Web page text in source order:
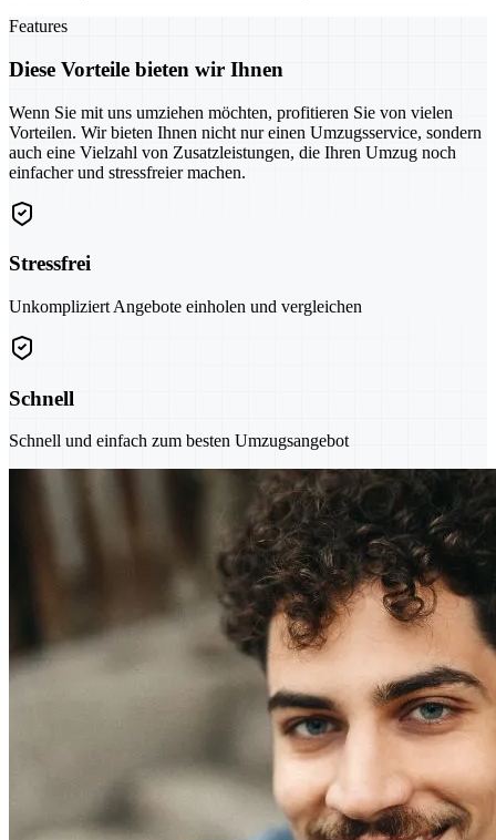
Features
Diese Vorteile bieten wir Ihnen
Wenn Sie mit uns umziehen möchten, profitieren Sie von vielen
Vorteilen. Wir bieten Ihnen nicht nur einen Umzugsservice, sondern
auch eine Vielzahl von Zusatzleistungen, die Ihren Umzug noch
einfacher und stressfreier machen.
Stressfrei
Unkompliziert Angebote einholen und vergleichen
Schnell
Schnell und einfach zum besten Umzugsangebot